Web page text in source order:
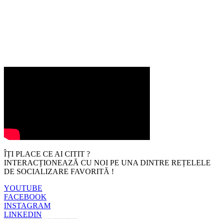
ÎȚI PLACE CE AI CITIT ?
INTERACȚIONEAZĂ CU NOI PE UNA DINTRE REȚELELE
DE SOCIALIZARE FAVORITĂ !
YOUTUBE
FACEBOOK
INSTAGRAM
LINKEDIN